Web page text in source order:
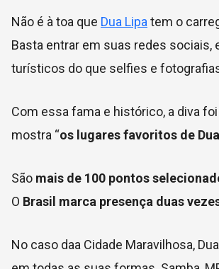
Não é à toa que Dua Lipa tem o
Basta entrar em suas redes
turísticos do que selfies e
Com essa fama e histórico, a diva
mostra “os lugares favoritos de
São mais de 100 pontos
O Brasil marca presença duas
No caso daa Cidade Maravilhosa,